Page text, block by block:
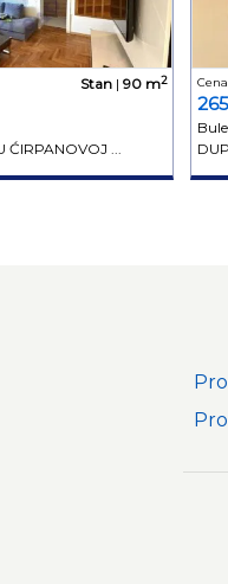
Stan| 90 m2
ĆIRPANOVOJ ...